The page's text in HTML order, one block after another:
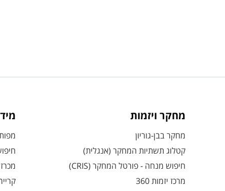
מחקר ויזמות
מחקר בבן-גוריון
קטלוג תשתיות המחקר (אנגלית)
חיפוש מנחה - פורטל המחקר (CRIS)
מרכז יזמות 360